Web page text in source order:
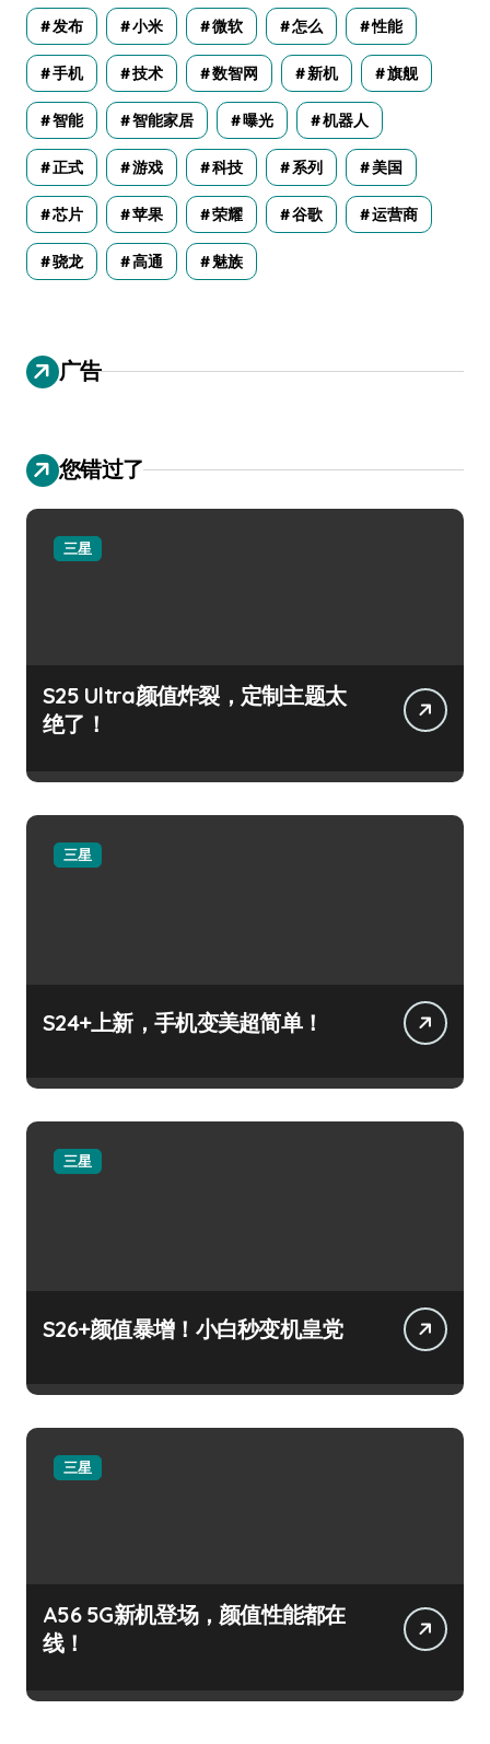
发布 小米 微软 怎么 性能
手机 技术 数智网 新机 旗舰
智能 智能家居 曝光 机器人
正式 游戏 科技 系列 美国
芯片 苹果 荣耀 谷歌 运营商
骁龙 高通 魅族
广告
您错过了
三星
S25 Ultra颜值炸裂，定制主题太
绝了！
三星
S24+上新，手机变美超简单！
三星
S26+颜值暴增！小白秒变机皇党
三星
A56 5G新机登场，颜值性能都在
线！